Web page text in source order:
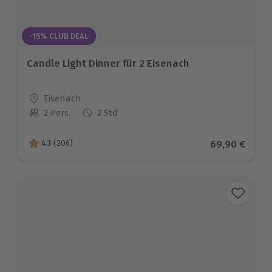
-15% CLUB DEAL
Candle Light Dinner für 2 Eisenach
Standort
Eisenach
Anzahl der Teilnehmer
2 Pers. 2 Std
4.3 von 5 Sternen basierend auf 206 Bewertungen
4.3 (206) Aktueller
69,90 €